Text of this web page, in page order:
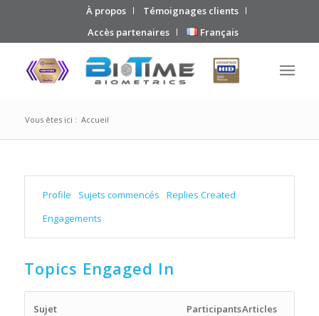
À propos
Témoignages clients
Accès partenaires
Français
Vous êtes ici : Accueil
Profile Sujets commencés
Replies Created
Engagements
Topics Engaged In
Sujet ParticipantsArticles